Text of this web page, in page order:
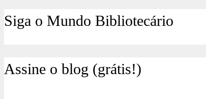
Siga o Mundo Bibliotecário
Assine o blog (grátis!)